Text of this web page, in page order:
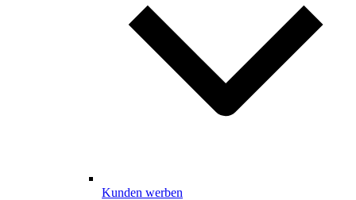
Kunden werben